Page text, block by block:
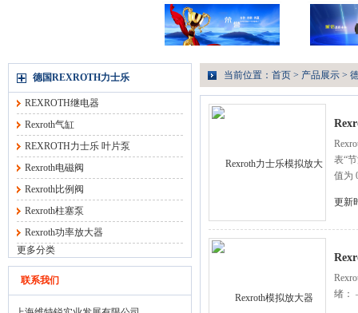
德国REXROTH力士乐
REXROTH继电器
Rexroth气缸
REXROTH力士乐 叶片泵
Rexroth电磁阀
Rexroth比例阀
Rexroth柱塞泵
Rexroth功率放大器
更多分类
联系我们
当前位置： 首页 > 产品展示 >
表“
值为
更新
绪：